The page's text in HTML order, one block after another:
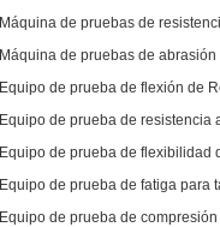
Máquina de pruebas de
Máquina de pruebas de
Equipo de prueba de flexión de
Equipo de prueba de resistencia
Equipo de prueba de flexibilidad
Equipo de prueba de fatiga para
Equipo de prueba de